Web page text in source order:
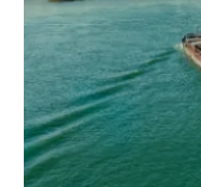
Accountant Agri
aaff
Accountant Agri